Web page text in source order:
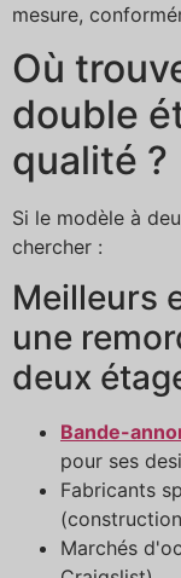
mesure,
Où
double
qualité ?
Si le modèle à
chercher :
Meilleurs
une
deux
Bande-
pour ses
Fabricants
Marchés